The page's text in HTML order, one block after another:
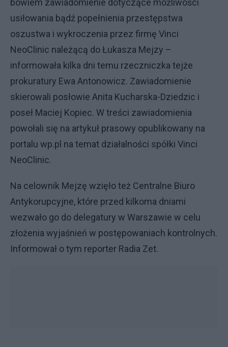
usiłowania bądź popełnienia przestępstwa
oszustwa i wykroczenia przez firmę Vinci
NeoClinic należącą do Łukasza Mejzy –
informowała kilka dni temu rzeczniczka tejże
prokuratury Ewa Antonowicz. Zawiadomienie
skierowali posłowie Anita Kucharska-Dziedzic i
poseł Maciej Kopiec. W treści zawiadomienia
powołali się na artykuł prasowy opublikowany na
portalu wp.pl na temat działalności spółki Vinci
NeoClinic.
Na celownik Mejzę wzięło też Centralne Biuro
Antykorupcyjne, które przed kilkoma dniami
wezwało go do delegatury w Warszawie w celu
złożenia wyjaśnień w postępowaniach kontrolnych.
Informował o tym reporter Radia Zet.